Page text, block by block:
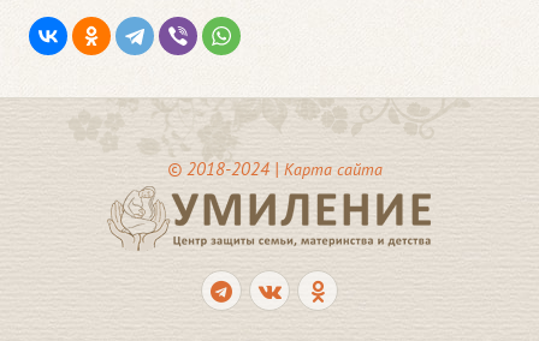
© 2018-2024 | Карта сайта